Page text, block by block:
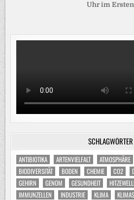
Uhr im Ersten
SCHLAGWÖRTER
ANTIBIOTIKA ARTENVIELFALT ATMOSPHÄRE
BIODIVERSITÄT
BODEN CHEMIE CO2
GEHIRN
GENOM GESUNDHEIT
IMMUNZELLEN
INDUSTRIE KLIMA